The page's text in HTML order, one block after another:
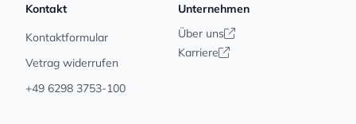
Kontakt
Kontaktformular
Vetrag widerrufen
+49 6298 3753-100
Unternehmen
Über uns
Karriere